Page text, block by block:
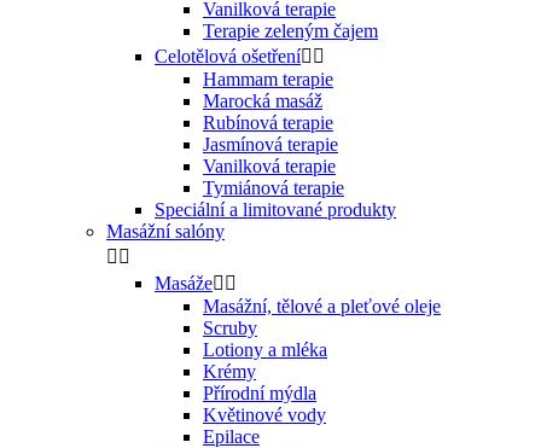
Vanilková terapie
Terapie zeleným čajem
Celotělová ošetření 
Hammam terapie
Marocká masáž
Rubínová terapie
Jasmínová terapie
Vanilková terapie
Tymiánová terapie
Speciální a limitované produkty
Masážní salóny
 
Masáže 
Masážní, tělové a pleťové oleje
Scruby
Lotiony a mléka
Krémy
Přírodní mýdla
Květinové vody
Epilace